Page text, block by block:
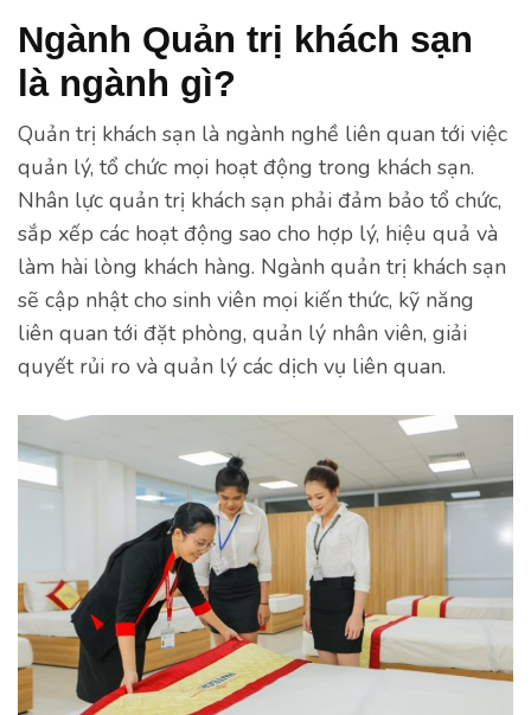
Ngành Quản trị khách sạn
là ngành gì?
Quản trị khách sạn là ngành nghề liên quan tới việc
quản lý, tổ chức mọi hoạt động trong khách sạn.
Nhân lực quản trị khách sạn phải đảm bảo tổ chức,
sắp xếp các hoạt động sao cho hợp lý, hiệu quả và
làm hài lòng khách hàng. Ngành quản trị khách sạn
sẽ cập nhật cho sinh viên mọi kiến thức, kỹ năng
liên quan tới đặt phòng, quản lý nhân viên, giải
quyết rủi ro và quản lý các dịch vụ liên quan.